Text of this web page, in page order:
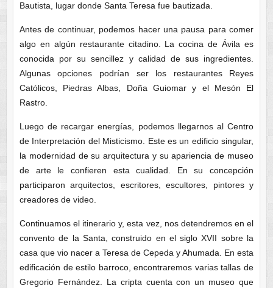
Bautista, lugar donde Santa Teresa fue bautizada.
Antes de continuar, podemos hacer una pausa para comer
algo en algún restaurante citadino. La cocina de Ávila es
conocida por su sencillez y calidad de sus ingredientes.
Algunas opciones podrían ser los restaurantes Reyes
Católicos, Piedras Albas, Doña Guiomar y el Mesón El
Rastro.
Luego de recargar energías, podemos llegarnos al Centro
de Interpretación del Misticismo. Este es un edificio singular,
la modernidad de su arquitectura y su apariencia de museo
de arte le confieren esta cualidad. En su concepción
participaron arquitectos, escritores, escultores, pintores y
creadores de video.
Continuamos el itinerario y, esta vez, nos detendremos en el
convento de la Santa, construido en el siglo XVII sobre la
casa que vio nacer a Teresa de Cepeda y Ahumada. En esta
edificación de estilo barroco, encontraremos varias tallas de
Gregorio Fernández. La cripta cuenta con un museo que